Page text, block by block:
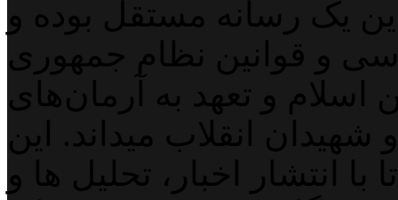
یک رسانه مستقل بوده و
و قوانین نظام جمهوری
و تعهد به آرمان‌های
انقلاب میداند. این
انتشار اخبار، تحلیل ها و